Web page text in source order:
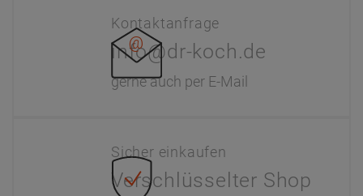
Kontaktanfrage
info@dr-koch.de
gerne auch per E-Mail
Sicher einkaufen
Verschlüsselter Shop